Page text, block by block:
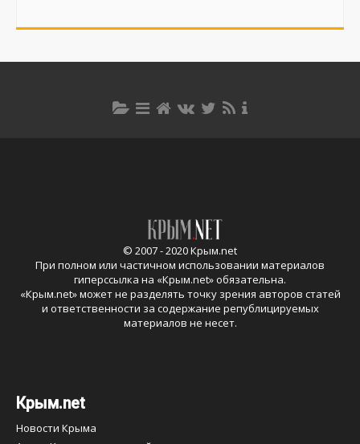
© 2007 - 2020 Крым.net
При полном или частичном использовании материалов
гиперссылка на «Крым.net» обязательна.
«Крым.net» может не разделять точку зрения авторов статей
и ответственности за содержание републицируемых
материалов не несет.
Крым.net
Новости Крыма